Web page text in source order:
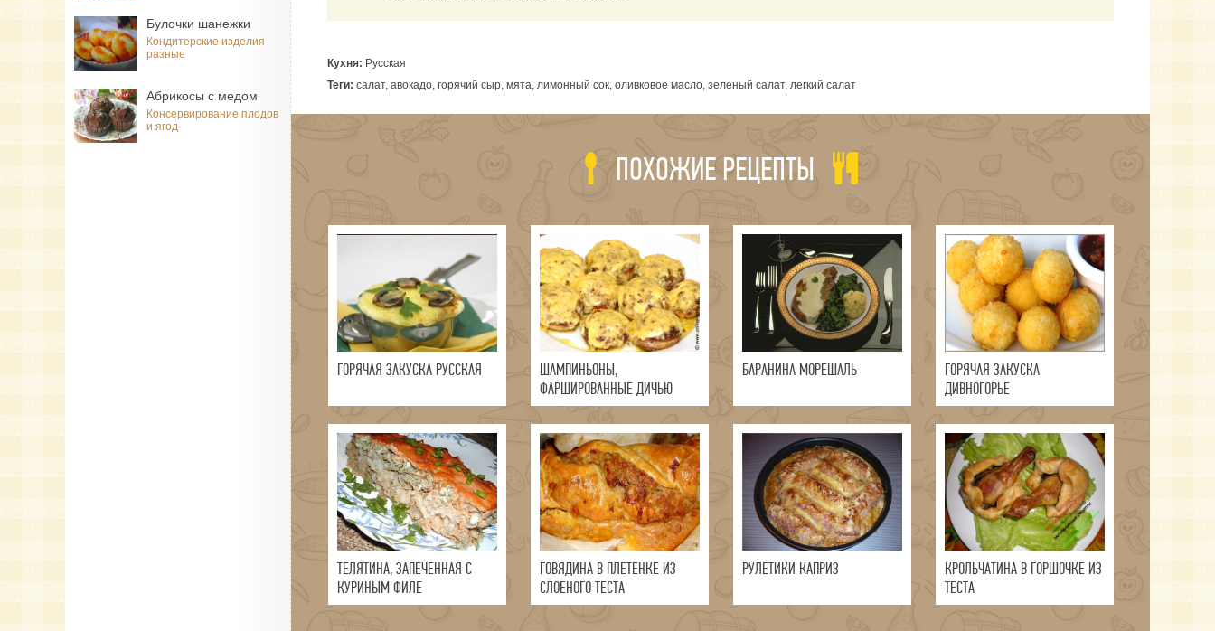
Булочки шанежки
Кондитерские изделия
разные
Абрикосы с медом
Консервирование плодов
и ягод
Кухня: Русская
Теги: салат, авокадо, горячий сыр, мята, лимонный сок, оливковое масло, зеленый салат, легкий салат
ПОХОЖИЕ РЕЦЕПТЫ
ГОРЯЧАЯ ЗАКУСКА РУССКАЯ
ШАМПИНЬОНЫ,
ФАРШИРОВАННЫЕ ДИЧЬЮ
БАРАНИНА МОРЕШАЛЬ
ГОРЯЧАЯ ЗАКУСКА
ДИВНОГОРЬЕ
ТЕЛЯТИНА, ЗАПЕЧЕННАЯ С
КУРИНЫМ ФИЛЕ
ГОВЯДИНА В ПЛЕТЕНКЕ ИЗ
СЛОЕНОГО ТЕСТА
РУЛЕТИКИ КАПРИЗ
КРОЛЬЧАТИНА В ГОРШОЧКЕ ИЗ
ТЕСТА